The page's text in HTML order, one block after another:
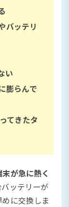
バッテリ
い
膨らんで
てきたタ
が急に熱く
ッテリーが
に交換しま